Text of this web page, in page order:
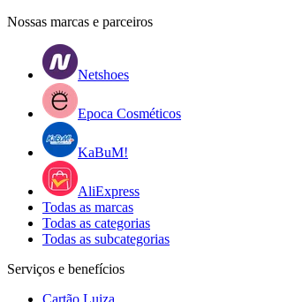
Nossas marcas e parceiros
Netshoes
Epoca Cosméticos
KaBuM!
AliExpress
Todas as marcas
Todas as categorias
Todas as subcategorias
Serviços e benefícios
Cartão Luiza